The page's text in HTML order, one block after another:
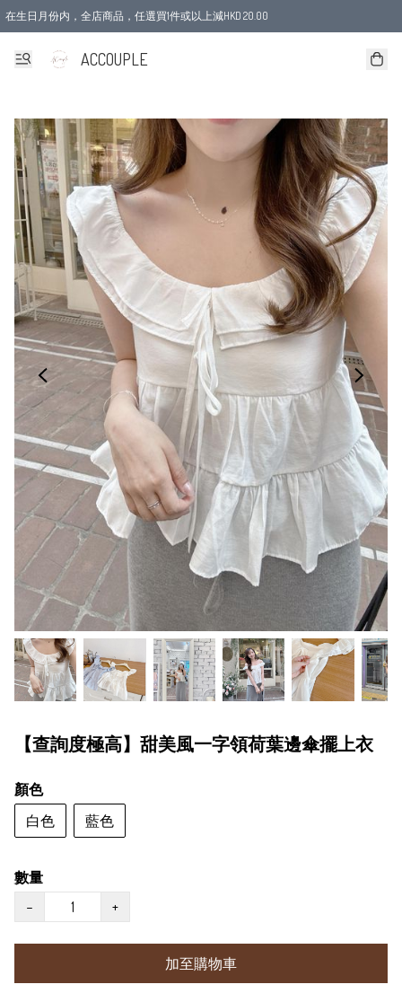
在生日月份内，全店商品，任選買1件或以上減HKD 20.00
ACCOUPLE
【查詢度極高】甜美風一字領荷葉邊傘擺上衣
顏色
白色
藍色
數量
−
+
加至購物車